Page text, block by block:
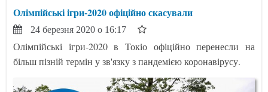
КОНТАКТИ
Олімпійські ігри-2020 офіційно скасували
24 березня 2020 о 16:17
Олімпійські ігри-2020 в Токіо офіційно перенесли на
більш пізній термін у зв'язку з пандемією коронавірусу.